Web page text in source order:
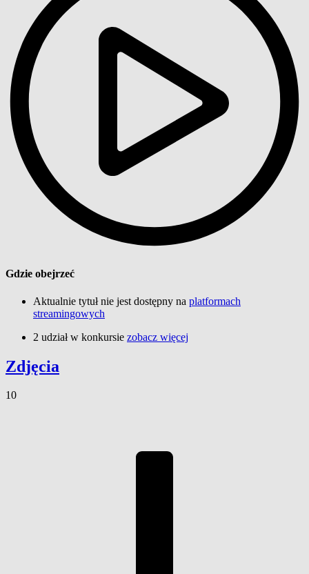
Gdzie obejrzeć
Aktualnie tytuł nie jest dostępny na platformach
streamingowych
2 udział w konkursie zobacz więcej
Zdjęcia
10